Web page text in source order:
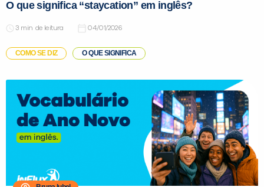
O que significa “staycation” em inglês?
de leitura 04/01/2026
COMO SE DIZ O QUE SIGNIFICA